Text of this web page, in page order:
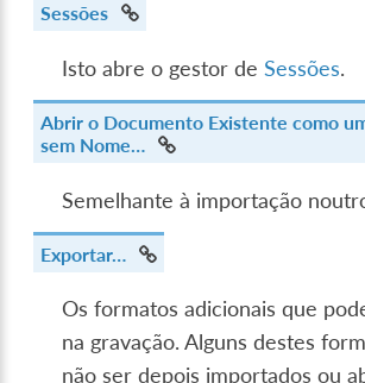
Sessões
Isto abre o gestor deSessões.
Abrir o Documento Existente como
sem Nome…
Semelhante à importação
Exportar…
Os formatos adicionais que
na gravação. Alguns destes
não ser depois importados ou